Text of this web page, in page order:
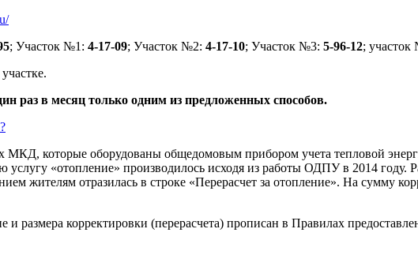
; Участок №1: 4-17-09; Участок №2: 4-17-10; Участок №3: 5-96-12; участок
раз в месяц только одним из предложенных способов.
МКД, которые оборудованы общедомовым прибором учета тепловой
услугу «отопление» производилось исходя из работы ОДПУ в 2014 году.
жителям отразилась в строке «Перерасчет за отопление». На сумму
и размера корректировки (перерасчета) прописан в Правилах